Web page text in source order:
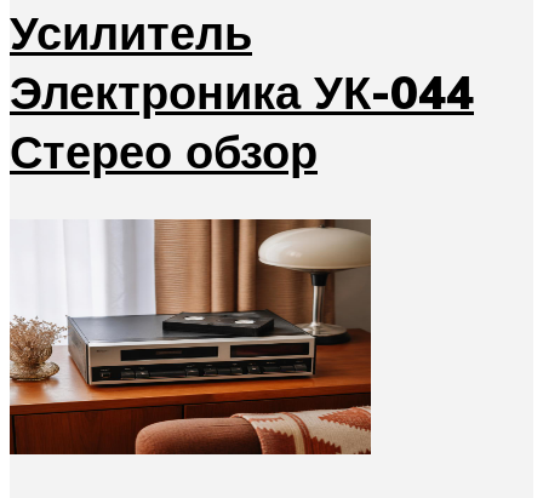
Усилитель
Электроника УК-044
Стерео обзор